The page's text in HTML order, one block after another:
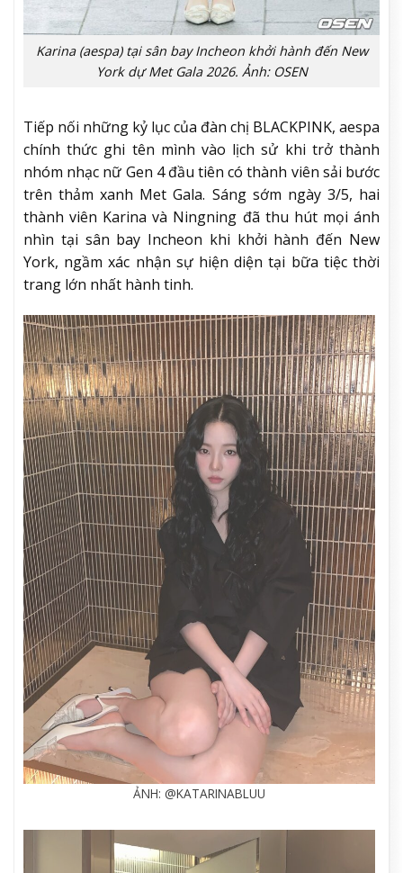
Karina (aespa) tại sân bay Incheon khởi hành đến New
York dự Met Gala 2026. Ảnh: OSEN
Tiếp nối những kỷ lục của đàn chị BLACKPINK, aespa
chính thức ghi tên mình vào lịch sử khi trở thành
nhóm nhạc nữ Gen 4 đầu tiên có thành viên sải bước
trên thảm xanh Met Gala. Sáng sớm ngày 3/5, hai
thành viên Karina và Ningning đã thu hút mọi ánh
nhìn tại sân bay Incheon khi khởi hành đến New
York, ngầm xác nhận sự hiện diện tại bữa tiệc thời
trang lớn nhất hành tinh.
ẢNH: @KATARINABLUU